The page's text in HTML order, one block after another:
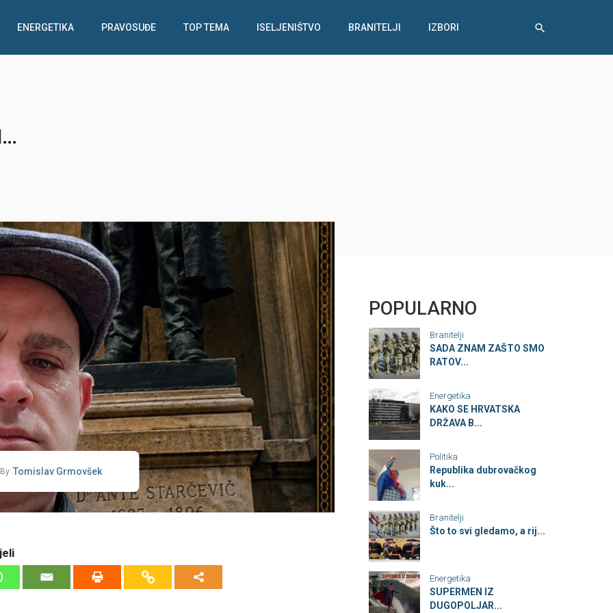
ENERGETIKA PRAVOSUĐE TOP TEMA ISELJENIŠTVO BRANITELJI IZBORI
By Tomislav Grmovšek
POPULARNO
Branitelji
SADA ZNAM ZAŠTO SMO
RATOV...
Energetika
KAKO SE HRVATSKA
DRŽAVA B...
Politika
Republika dubrovačkog
kuk...
Branitelji
Što to svi gledamo, a rij...
Energetika
SUPERMEN IZ
DUGOPOLJAR...